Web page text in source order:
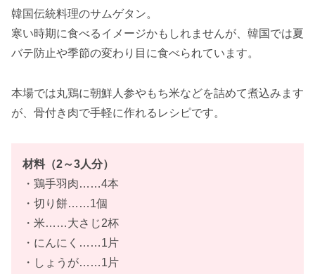
韓国伝統料理のサムゲタン。
寒い時期に食べるイメージかもしれませんが、韓国では夏
バテ防止や季節の変わり目に食べられています。
本場では丸鶏に朝鮮人参やもち米などを詰めて煮込みます
が、骨付き肉で手軽に作れるレシピです。
材料（2～3人分）
・鶏手羽肉……4本
・切り餅……1個
・米……大さじ2杯
・にんにく……1片
・しょうが……1片